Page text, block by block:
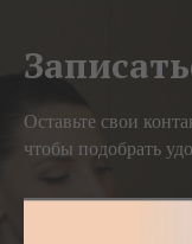
Оставьте свои
чтобы подобрать